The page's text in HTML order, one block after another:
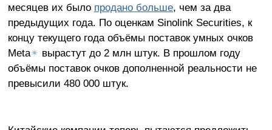
месяцев их было продано больше, чем за два
предыдущих года. По оценкам Sinolink Securities, к
концу текущего года объёмы поставок умных очков
Meta✴ вырастут до 2 млн штук. В прошлом году
объёмы поставок очков дополненной реальности не
превысили 480 000 штук.